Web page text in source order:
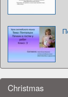
Christmas